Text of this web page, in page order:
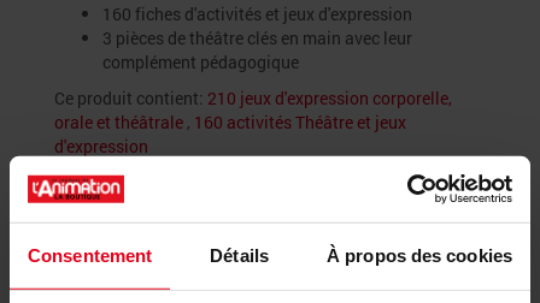
Consentement Détails À propos des cookies
160 fiches d'activités et jeux d'expression
3 pièces de théâtre clés en main avec leur
complément pédagogique
Ce produit contient: 210 jeux d'expression corporelle,
orale et théâtrale , 160 activités Théâtre et jeux
d'expression
📩 La newsletter de l'animation